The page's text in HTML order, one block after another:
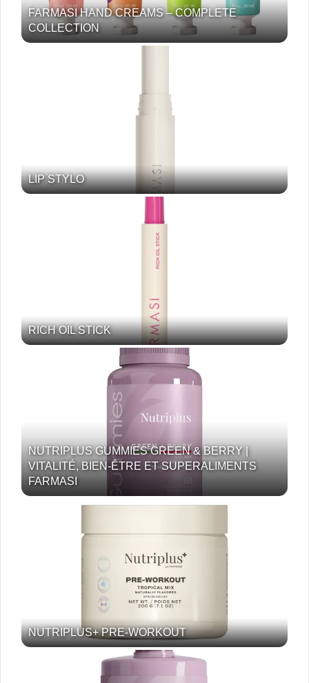
FARMASI HAND CREAMS – COMPLETE
COLLECTION
LIP STYLO
RICH OIL STICK
NUTRIPLUS GUMMIES GREEN & BERRY |
VITALITÉ, BIEN-ÊTRE ET SUPERALIMENTS
FARMASI
NUTRIPLUS+ PRE-WORKOUT